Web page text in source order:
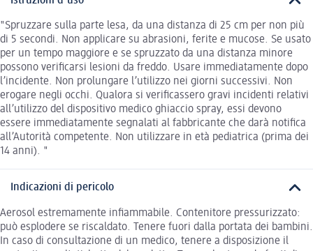
"Spruzzare sulla parte lesa, da una distanza di 25 cm per non più
di 5 secondi. Non applicare su abrasioni, ferite e mucose. Se usato
per un tempo maggiore e se spruzzato da una distanza minore
possono verificarsi lesioni da freddo. Usare immediatamente dopo
l’incidente. Non prolungare l’utilizzo nei giorni successivi. Non
erogare negli occhi. Qualora si verificassero gravi incidenti relativi
all’utilizzo del dispositivo medico ghiaccio spray, essi devono
essere immediatamente segnalati al fabbricante che darà notifica
all’Autorità competente. Non utilizzare in età pediatrica (prima dei
14 anni). "
Indicazioni di pericolo
Aerosol estremamente infiammabile. Contenitore pressurizzato:
può esplodere se riscaldato. Tenere fuori dalla portata dei bambini.
In caso di consultazione di un medico, tenere a disposizione il